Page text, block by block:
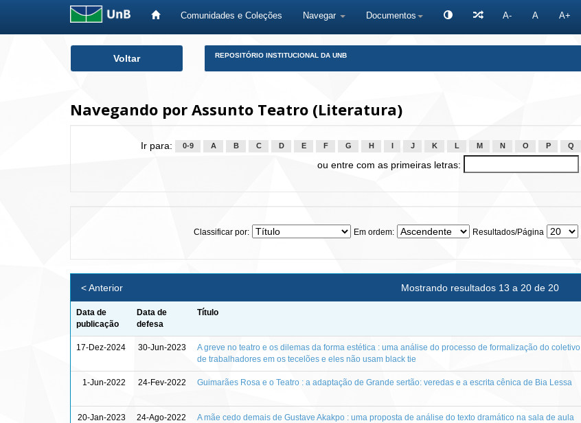
Comunidades e Coleções Navegar Documentos A- A A+
Voltar REPOSITÓRIO INSTITUCIONAL DA UNB
Navegando por Assunto Teatro (Literatura)
Ir para: 0-9 A B C D E F G H J K L M N O P Q
ou entre com as primeiras letras:
Classificar por: Em ordem: Resultados/Página
Mostrando resultados 13 a 20 de 20
< Anterior
Data de
publicação
Data de
defesa
Título
17-Dez-2024 30-Jun-2023
A greve no teatro e os dilemas da forma estética : uma análise do processo de formalização do coletivo
de trabalhadores em os tecelões e eles não usam black tie
1-Jun-2022 24-Fev-2022 Guimarães Rosa e o Teatro : a adaptação de Grande sertão: veredas e a escrita cênica de Bia Lessa
20-Jan-2023 24-Ago-2022 A mãe cedo demais de Gustave Akakpo : uma proposta de análise do texto dramático na sala de aula